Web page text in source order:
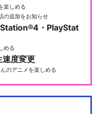
楽しめる
の追加をお知らせ
・PlayStat
める
速度変更
のアニメを楽しめる